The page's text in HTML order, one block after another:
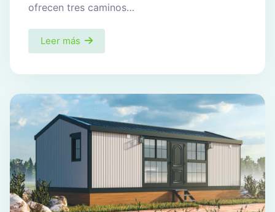
ofrecen tres caminos…
Leer más